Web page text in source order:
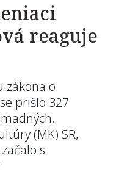
reaguje
zákona o
prišlo 327
(MK) SR,
s